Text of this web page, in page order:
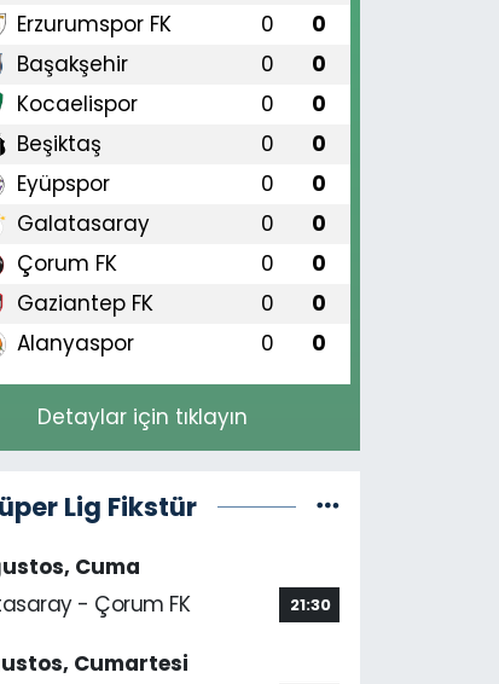
Erzurumspor FK 0 0
Başakşehir 0 0
Kocaelispor 0 0
Beşiktaş 0 0
Eyüpspor 0 0
Galatasaray 0 0
Çorum FK 0 0
Gaziantep FK 0 0
Alanyaspor 0 0
Detaylar için tıklayın
Lig Fikstür
Cuma
- Çorum FK
21:30
Cumartesi